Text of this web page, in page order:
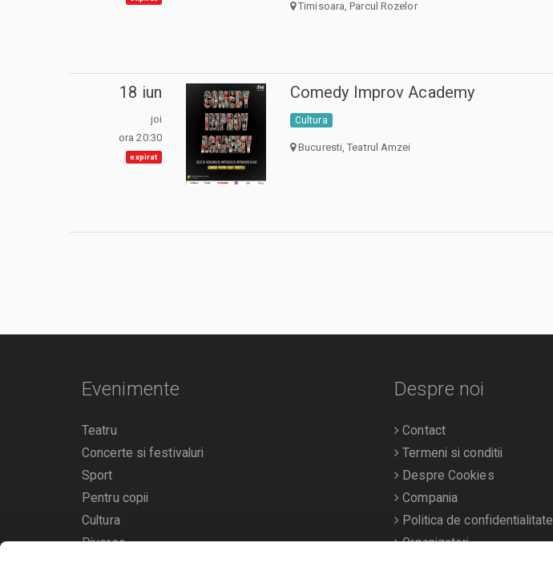
Timisoara, Parcul Rozelor
18 iun
joi
ora 20:30
expirat
Comedy Improv Academy
Cultura
Bucuresti, Teatrul Amzei
Evenimente
Teatru
Concerte si festivaluri
Sport
Pentru copii
Cultura
Diverse
Despre noi
Contact
Termeni si conditii
Despre Cookies
Compania
Politica de confidentialitate
Organizatori